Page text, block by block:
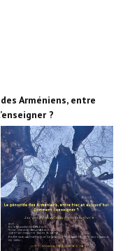
Arméniens, entre
?